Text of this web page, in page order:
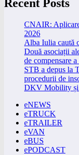
Recent Posts
CNAIR:
2026
Alba Iulia caută
Două asociații
de compensare
STB a depus la
procedurii de
DKV Mobility și
eNEWS
eTRUCK
eTRAILER
eVAN
eBUS
ePODCAST